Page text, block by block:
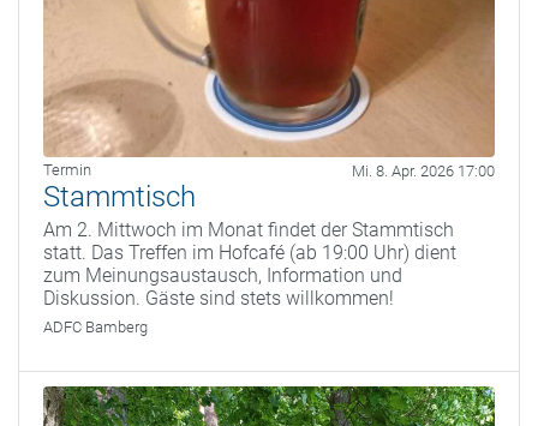
Termin Mi. 8. Apr. 2026 17:00
Stammtisch
Am 2. Mittwoch im Monat findet der Stammtisch
statt. Das Treffen im Hofcafé (ab 19:00 Uhr) dient
zum Meinungsaustausch, Information und
Diskussion. Gäste sind stets willkommen!
ADFC Bamberg